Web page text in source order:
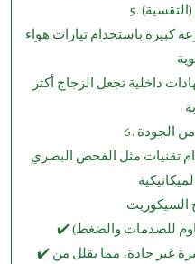
كبيرة باستخدام تيارات هواء
داخلية تجعل الزجاج أكثر
تقنيات مثل الفحص البصري
✔️ عند الكسر، يتحطم إلى قطع صغيرة غير حادة، مما يقلل من